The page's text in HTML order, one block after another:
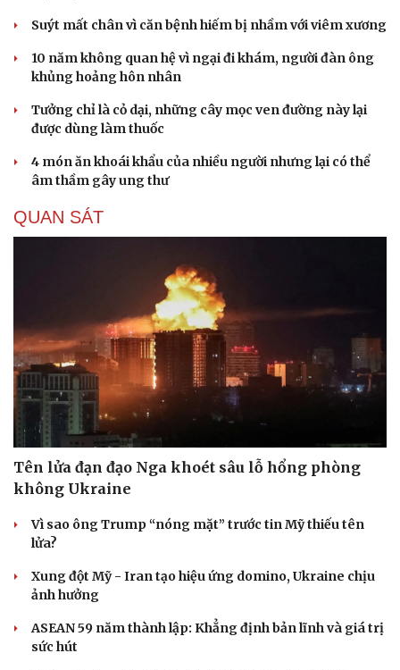
Suýt mất chân vì căn bệnh hiếm bị nhầm với viêm xương
10 năm không quan hệ vì ngại đi khám, người đàn ông
khủng hoảng hôn nhân
Tưởng chỉ là cỏ dại, những cây mọc ven đường này lại
được dùng làm thuốc
4 món ăn khoái khẩu của nhiều người nhưng lại có thể
âm thầm gây ung thư
QUAN SÁT
Tên lửa đạn đạo Nga khoét sâu lỗ hổng phòng
không Ukraine
Vì sao ông Trump “nóng mặt” trước tin Mỹ thiếu tên
lửa?
Xung đột Mỹ - Iran tạo hiệu ứng domino, Ukraine chịu
ảnh hưởng
ASEAN 59 năm thành lập: Khẳng định bản lĩnh và giá trị
sức hút